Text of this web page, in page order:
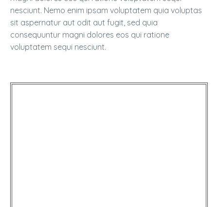
nesciunt. Nemo enim ipsam voluptatem quia voluptas
sit aspernatur aut odit aut fugit, sed quia
consequuntur magni dolores eos qui ratione
voluptatem sequi nesciunt.